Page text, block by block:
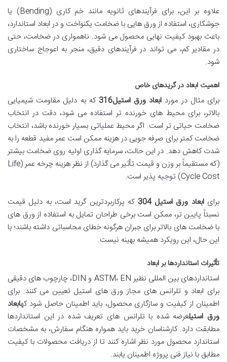
علاوه بر این، برای فرآیندهای ثانویه مانند خم کاری (Bending) یا
جوشکاری، استفاده از ورق هایی با ضخامت یکنواخت و در ابعاد استاندارد،
باعث بهبود کیفیت نهایی محصول می شود. ناهمواری در ضخامت، حتی
در مقادیر کم، می تواند در فرآیندهای دقیق، منجر به اعوجاج ساختاری
شود.
اهمیت ابعاد در گریدهای خاص
برای مثال در مورد ابعاد ورق استیل316
که به دلیل مقاومت شیمیایی
بالاتر، برای محیط های خورنده تر استفاده می شود، دقت در انتخاب
ضخامت حیاتی تر است. اگر محیط عملیاتی بسیار خورنده باشد، انتخاب
ضخامت کمتر برای صرفه جویی در هزینه ممکن است عمر مفید قطعه را به
شدت کاهش دهد. در این حالت، سرمایه گذاری اولیه روی ضخامت بیشتر
(که مستقیماً بر وزن و قیمت تأثیر می گذارد) از نظر هزینه چرخه عمر (Life
Cycle Cost) توجیه پذیر است.
برایابعاد ورق استیل 304
که پرکاربردترین گرید است، به دلیل قیمت
نسبتاً پایین تر، ممکن است برخی طراحان تمایل به استفاده از ورق های
با ضخامت های بالاتر برای جبران هرگونه خطای محاسباتی داشته باشند؛ با
این حال، این رویکرد همیشه بهینه نیست.
تأثیرات استانداردها بر ابعاد
استانداردهای بین المللی نظیر ASTM، EN و DIN، چارچوب های دقیقی
برای ابعاد و تلرانس های مجاز ورق های استیل تعیین می کنند. برای
اطمینان از کیفیت و سازگاری محصول، باید اطمینان حاصل شود کهابعاد
ورق استیلعرضه شده با تلرانس های تعریف شده در این استانداردها
مطابقت دارد. کارشناسان خرید باید همواره هنگام سفارش، به مشخصات
استاندارد محصول مورد نظر اشاره کنند تا از دریافت محصولات با کیفیت
مطابق با نیاز فنی پروژه اطمینان یابند.